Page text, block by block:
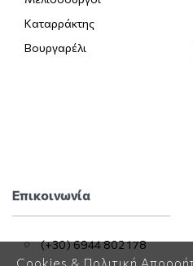
Cookies & Πολιτική
Καταρράκτης
Βουργαρέλι
Επικοινωνία
(+30) 6944 802 178